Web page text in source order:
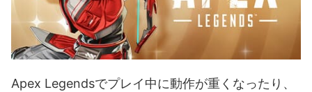
Apex Legendsでプレイ中に動作が重くなったり、